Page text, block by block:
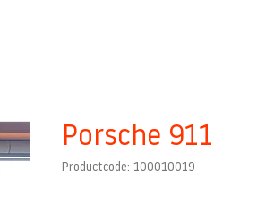
Porsche 911
Productcode: 100010019